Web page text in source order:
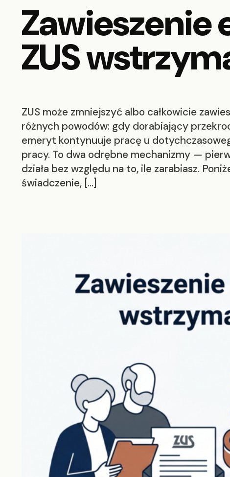
ZUS
ZUS może zmniejszyć albo całkowicie
różnych powodów: gdy dorabiający
emeryt kontynuuje pracę u
pracy. To dwa odrębne mechanizmy —
działa bez względu na to, ile zarabiasz.
świadczenie, […]